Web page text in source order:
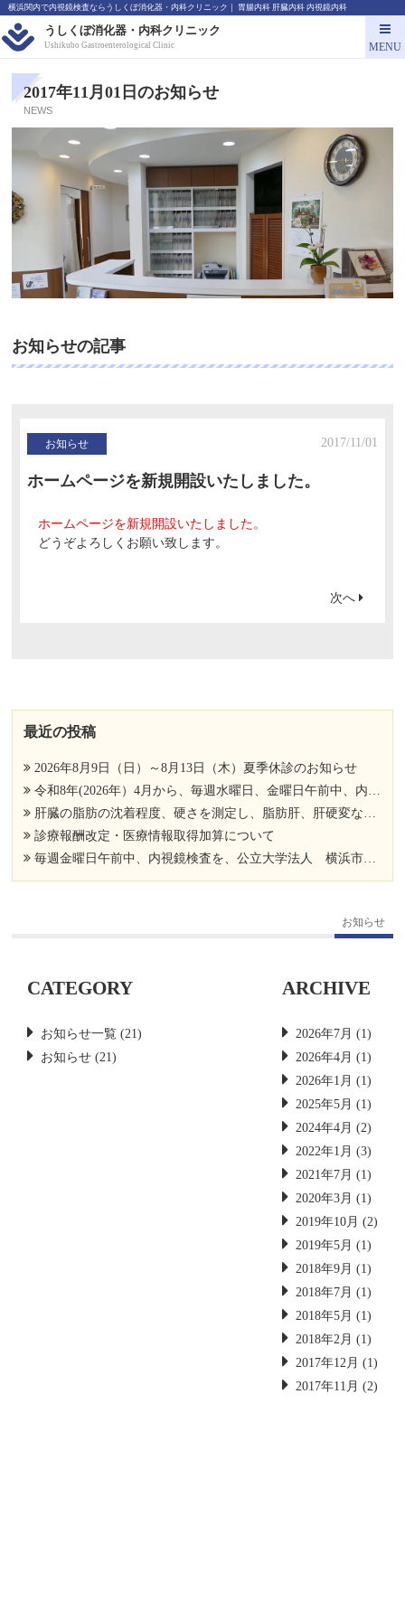
横浜関内で内視鏡検査ならうしくぼ消化器・内科クリニック｜ 胃腸内科 肝臓内科 内視鏡内科
うしくぼ消化器・内科クリニック
Ushikubo Gastroenterological Clinic MENU
2017年11月01日のお知らせ
NEWS
CATEGORY
お知らせ一覧 (21)
お知らせ (21)
ARCHIVE
2026年7月 (1)
2026年4月 (1)
2026年1月 (1)
2025年5月 (1)
2024年4月 (2)
2022年1月 (3)
2021年7月 (1)
2020年3月 (1)
2019年10月 (2)
2019年5月 (1)
2018年9月 (1)
2018年7月 (1)
2018年5月 (1)
2018年2月 (1)
2017年12月 (1)
2017年11月 (2)
お知らせの記事
ホームページを新規開設いたしました。
お知らせ 2017/11/01
ホームページを新規開設いたしました。
どうぞよろしくお願い致します。
次へ
最近の投稿
2026年8月9日（日）～8月13日（木）夏季休診のお知らせ
令和8年(2026年）4月から、毎週水曜日、金曜日午前中、内視鏡検査を、公立大学法人 横浜市立大学附属市民総合医療センター 消化器病センター 消化器内科 相馬 亮先生にお手伝い頂いております。
肝臓の脂肪の沈着程度、硬さを測定し、脂肪肝、肝硬変など肝臓病の進行度を調べましょう。
診療報酬改定・医療情報取得加算について
毎週金曜日午前中、内視鏡検査を、公立大学法人 横浜市立大学附属市民総合医療センター 消化器病センター 消化器内科 遠藤 和樹先生にお手伝い頂いております。
お知らせ